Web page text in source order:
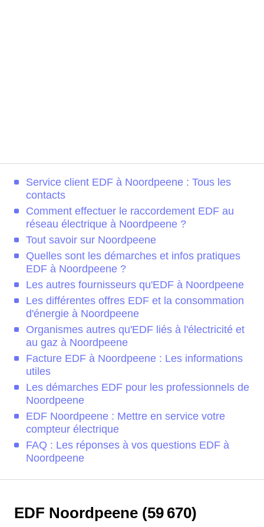
Service client EDF à Noordpeene : Tous les
contacts
Comment effectuer le raccordement EDF au
réseau électrique à Noordpeene ?
Tout savoir sur Noordpeene
Quelles sont les démarches et infos pratiques
EDF à Noordpeene ?
Les autres fournisseurs qu'EDF à Noordpeene
Les différentes offres EDF et la consommation
d'énergie à Noordpeene
Organismes autres qu'EDF liés à l'électricité et
au gaz à Noordpeene
Facture EDF à Noordpeene : Les informations
utiles
Les démarches EDF pour les professionnels de
Noordpeene
EDF Noordpeene : Mettre en service votre
compteur électrique
FAQ : Les réponses à vos questions EDF à
Noordpeene
EDF Noordpeene (59 670)